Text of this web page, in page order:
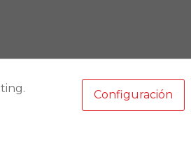
Correo
Configuración